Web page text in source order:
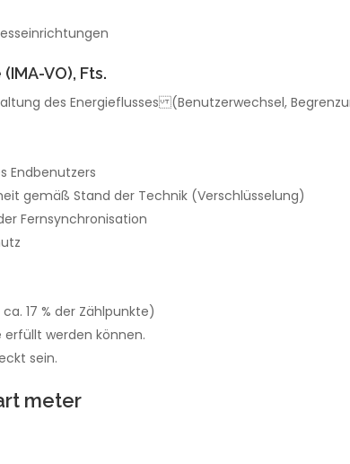
VO), Fts.
des Energieflusses (Benutzerwechsel,
Endbenutzers
gemäß Stand der Technik (Verschlüsselung)
Fernsynchronisation
17 % der Zählpunkte)
erfüllt werden können.
sein.
meter